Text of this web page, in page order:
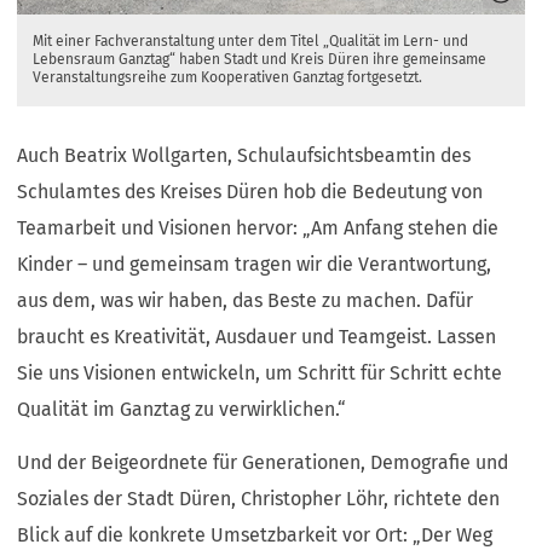
Mit einer Fachveranstaltung unter dem Titel „Qualität im Lern- und
Lebensraum Ganztag“ haben Stadt und Kreis Düren ihre gemeinsame
Veranstaltungsreihe zum Kooperativen Ganztag fortgesetzt.
Auch Beatrix Wollgarten, Schulaufsichtsbeamtin des
Schulamtes des Kreises Düren hob die Bedeutung von
Teamarbeit und Visionen hervor: „Am Anfang stehen die
Kinder – und gemeinsam tragen wir die Verantwortung,
aus dem, was wir haben, das Beste zu machen. Dafür
braucht es Kreativität, Ausdauer und Teamgeist. Lassen
Sie uns Visionen entwickeln, um Schritt für Schritt echte
Qualität im Ganztag zu verwirklichen.“
Und der Beigeordnete für Generationen, Demografie und
Soziales der Stadt Düren, Christopher Löhr, richtete den
Blick auf die konkrete Umsetzbarkeit vor Ort: „Der Weg